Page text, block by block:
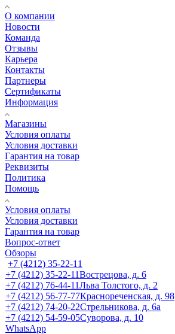
О компании
Новости
Команда
Отзывы
Карьера
Контакты
Партнеры
Сертификаты
Информация
Магазины
Условия оплаты
Условия доставки
Гарантия на товар
Реквизиты
Политика
Помощь
Условия оплаты
Условия доставки
Гарантия на товар
Вопрос-ответ
Обзоры
+7 (4212) 35-22-11
+7 (4212) 35-22-11Вострецова, д. 6
+7 (4212) 76-44-11Льва Толстого, д. 2
+7 (4212) 56-77-77Краснореченская, д. 98
+7 (4212) 74-20-22Стрельникова, д. 6а
+7 (4212) 54-59-05Суворова, д. 10
WhatsApp